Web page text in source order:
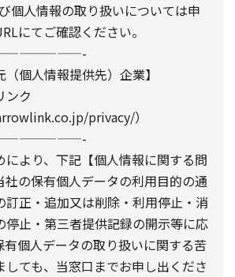
個人情報の取り扱いについては申
にてご確認ください。
（個人情報提供先）企業】
ンク
privacy/）
により、下記【個人情報に関する問
社の保有個人データの利用目的の通
訂正・追加又は削除・利用停止・消
停止・第三者提供記録の開示等に応
有個人データの取り扱いに関する苦
しても、当窓口までお申し出くださ